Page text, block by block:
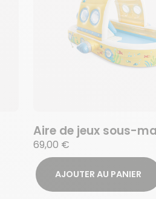
Aire de jeux sous-
69,00 €
AJOUTER AU PANIER